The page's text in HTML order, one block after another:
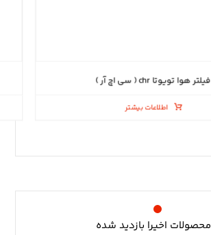
فیلتر هوا تویوتا chr ( سی اچ آر )
اطلاعات بیشتر
محصولات اخیرا بازدید شده